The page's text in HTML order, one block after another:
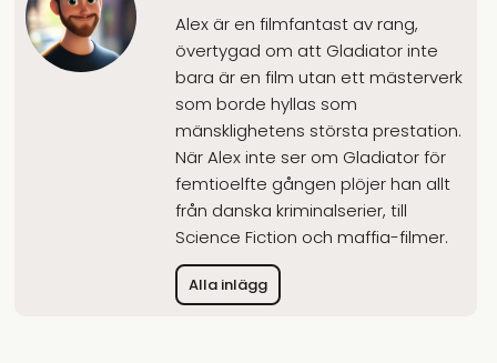
Alex är en filmfantast av rang,
övertygad om att Gladiator inte
bara är en film utan ett mästerverk
som borde hyllas som
mänsklighetens största prestation.
När Alex inte ser om Gladiator för
femtioelfte gången plöjer han allt
från danska kriminalserier, till
Science Fiction och maffia-filmer.
Alla inlägg